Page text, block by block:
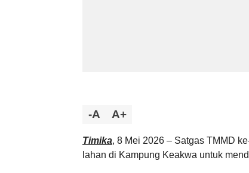
-A A+
Timika, 8 Mei 2026 – Satgas TMMD
lahan di Kampung Keakwa untuk